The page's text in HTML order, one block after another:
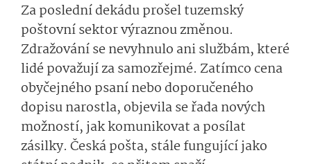
Za poslední dekádu prošel tuzemský
poštovní sektor výraznou změnou.
Zdražování se nevyhnulo ani službám, které
lidé považují za samozřejmé. Zatímco cena
obyčejného psaní nebo doporučeného
dopisu narostla, objevila se řada nových
možností, jak komunikovat a posílat
zásilky. Česká pošta, stále fungující jako